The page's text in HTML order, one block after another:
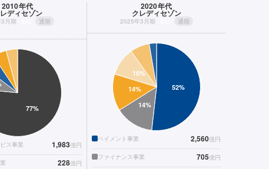
2010年代
ディセゾン
月期 通期
ス事業 1,983億円
228億円
2020年代
クレディセゾン
2025年3月期 通期
ペイメント事業 2,560億円
ファイナンス事業 705億円